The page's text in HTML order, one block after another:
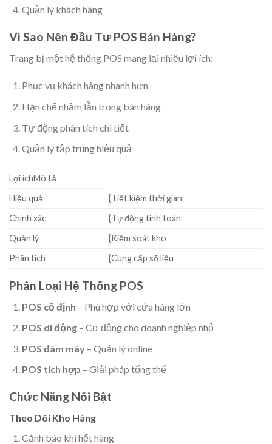
Quản lý khách hàng
Vì Sao Nên Đầu Tư POS Bán Hàng?
Trang bị một hệ thống POS mang lại nhiều lợi ích:
Phục vụ khách hàng nhanh hơn
Hạn chế nhầm lẫn trong bán hàng
Tự động phân tích chi tiết
Quản lý tập trung hiệu quả
Lợi íchMô tả
Hiệu quả
{Tiết kiệm thời gian
Chính xác
{Tự động tính toán
Quản lý
{Kiểm soát kho
Phân tích
{Cung cấp số liệu
Phân Loại Hệ Thống POS
POS cố định – Phù hợp với cửa hàng lớn
POS di động– Cơ động cho doanh nghiệp nhỏ
POS đám mây– Quản lý online
POS tích hợp – Giải pháp tổng thể
Chức Năng Nổi Bật
Theo Dõi Kho Hàng
Cảnh báo khi hết hàng